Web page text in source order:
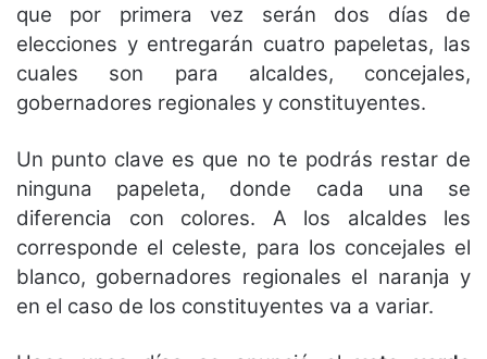
que por primera vez serán dos días de
elecciones y entregarán cuatro papeletas, las
cuales son para alcaldes, concejales,
gobernadores regionales y constituyentes.
Un punto clave es que no te podrás restar de
ninguna papeleta, donde cada una se
diferencia con colores. A los alcaldes les
corresponde el celeste, para los concejales el
blanco, gobernadores regionales el naranja y
en el caso de los constituyentes va a variar.